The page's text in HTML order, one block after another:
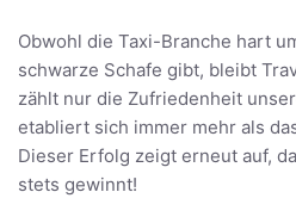
Obwohl die Taxi-Branche hart
schwarze Schafe gibt, bleibt
zählt nur die Zufriedenheit
etabliert sich immer mehr als
Dieser Erfolg zeigt erneut auf,
stets gewinnt!